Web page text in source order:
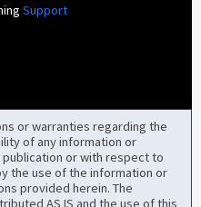
Support
or warranties regarding the
of any information or
or with respect to
the use of the information or
provided herein. The
AS IS and the use of this